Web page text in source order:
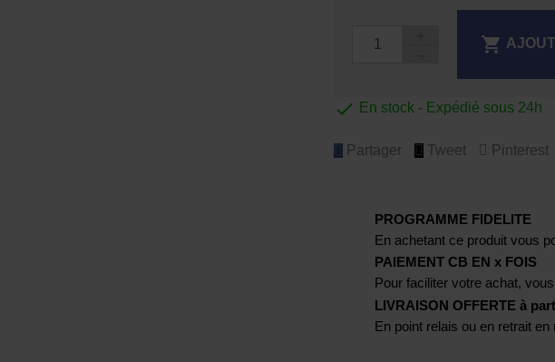

 En stock - Expédié sous 24h
Partager Tweet Pinterest
PROGRAMME FIDELITE
En achetant ce produit vous
PAIEMENT CB EN x FOIS
Pour faciliter votre achat,
LIVRAISON OFFERTE à
En point relais ou en retrait en